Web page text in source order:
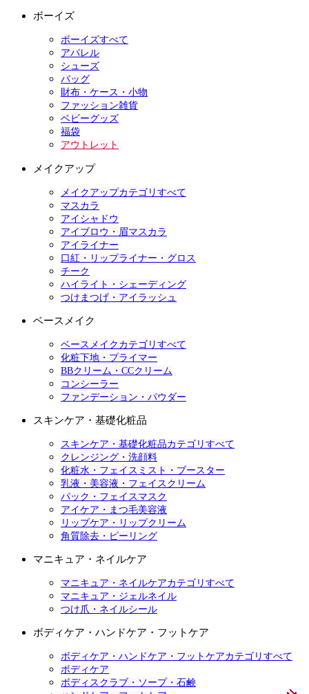
ボーイズ
ボーイズすべて
アパレル
シューズ
バッグ
財布・ケース・小物
ファッション雑貨
ベビーグッズ
福袋
アウトレット
メイクアップ
メイクアップカテゴリすべて
マスカラ
アイシャドウ
アイブロウ・眉マスカラ
アイライナー
口紅・リップライナー・グロス
チーク
ハイライト・シェーディング
つけまつげ・アイラッシュ
ベースメイク
ベースメイクカテゴリすべて
化粧下地・プライマー
BBクリーム・CCクリーム
コンシーラー
ファンデーション・パウダー
スキンケア・基礎化粧品
スキンケア・基礎化粧品カテゴリすべて
クレンジング・洗顔料
化粧水・フェイスミスト・ブースター
乳液・美容液・フェイスクリーム
パック・フェイスマスク
アイケア・まつ毛美容液
リップケア・リップクリーム
角質除去・ピーリング
マニキュア・ネイルケア
マニキュア・ネイルケアカテゴリすべて
マニキュア・ジェルネイル
つけ爪・ネイルシール
ボディケア・ハンドケア・フットケア
ボディケア・ハンドケア・フットケアカテゴリすべて
ボディケア
ボディスクラブ・ソープ・石鹸